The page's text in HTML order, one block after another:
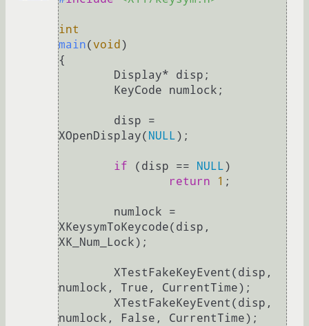
int
main(void )
{
XOpenDisplay( NULL);
if (disp == NULL)
return
1 ;
XKeysymToKeycode(disp,
XK_Num_Lock);
numlock, True, CurrentTime);
numlock, False, CurrentTime);